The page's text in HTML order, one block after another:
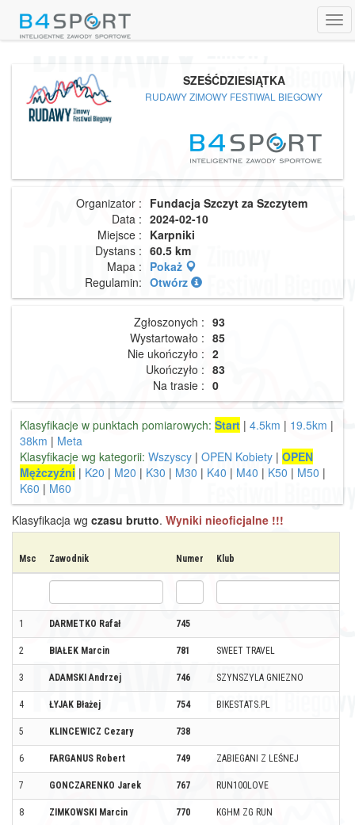
SZEŚĆDZIESIĄTKA
RUDAWY ZIMOWY FESTIWAL BIEGOWY
Organizator : Fundacja Szczyt za Szczytem
Data : 2024-02-10
Miejsce : Karpniki
Dystans : 60.5 km
Mapa : Pokaż
Regulamin: Otwórz
Zgłoszonych : 93
Wystartowało : 85
Nie ukończyło : 2
Ukończyło : 83
Na trasie : 0
Klasyfikacje w punktach pomiarowych: Start | 4.5km | 19.5km |
38km | Meta
Klasyfikacje wg kategorii: Wszyscy | OPEN Kobiety | OPEN
Mężczyźni | K20 | M20 | K30 | M30 | K40 | M40 | K50 | M50 |
K60 | M60
Klasyfikacja wg czasu brutto. Wyniki nieoficjalne !!!
Msc Zawodnik Numer Klub
1 DARMETKO Rafał 745
2 BIAŁEK Marcin 781 SWEET TRAVEL
3 ADAMSKI Andrzej 746 SZYNSZYLA GNIEZNO
4 ŁYJAK Błażej 754 BIKESTATS.PL
5 KLINCEWICZ Cezary 738
6 FARGANUS Robert 749 ZABIEGANI Z LEŚNEJ
7 GONCZARENKO Jarek 767 RUN100LOVE
8 ZIMKOWSKI Marcin 770 KGHM ZG RUN